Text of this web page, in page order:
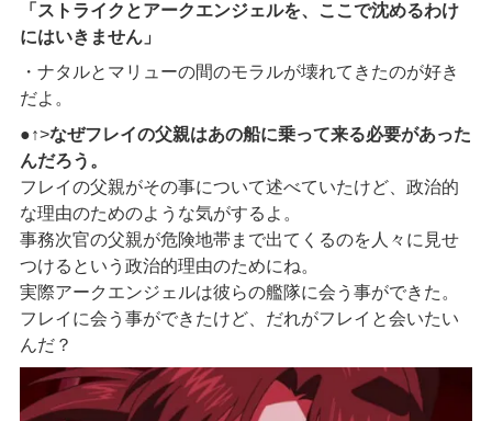
「ストライクとアークエンジェルを、ここで沈めるわけ
にはいきません」
・ナタルとマリューの間のモラルが壊れてきたのが好き
だよ。
●↑>なぜフレイの父親はあの船に乗って来る必要があった
んだろう。
フレイの父親がその事について述べていたけど、政治的
な理由のためのような気がするよ。
事務次官の父親が危険地帯まで出てくるのを人々に見せ
つけるという政治的理由のためにね。
実際アークエンジェルは彼らの艦隊に会う事ができた。
フレイに会う事ができたけど、だれがフレイと会いたい
んだ？